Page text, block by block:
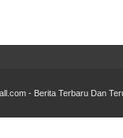
- Berita Terbaru Dan